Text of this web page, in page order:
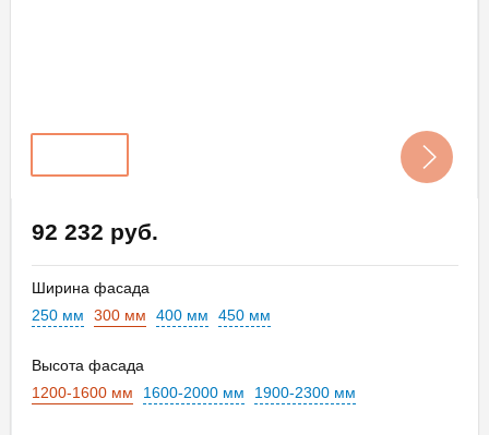
92 232 руб.
Ширина фасада
250 мм
300 мм 400 мм 450 мм
Высота фасада
1200-1600 мм
1600-2000 мм 1900-2300 мм